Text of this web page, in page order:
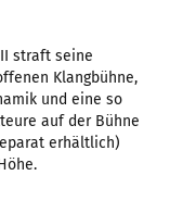
straft seine
Klangbühne,
und eine so
auf der Bühne
erhältlich)